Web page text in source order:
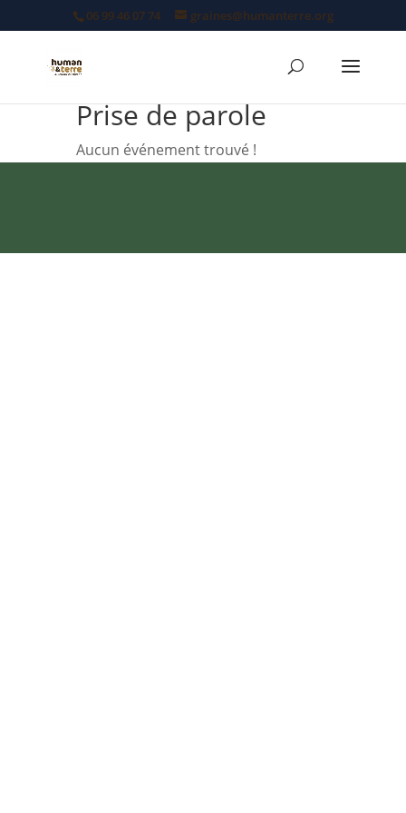
06 99 46 07 74 graines@humanterre.org
Prise de parole
Aucun événement trouvé !